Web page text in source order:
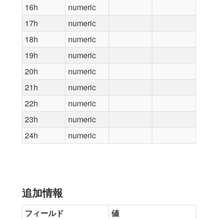
16h
numeric
17h
numeric
18h
numeric
19h
numeric
20h
numeric
21h
numeric
22h
numeric
23h
numeric
24h
numeric
追加情報
フィールド
値